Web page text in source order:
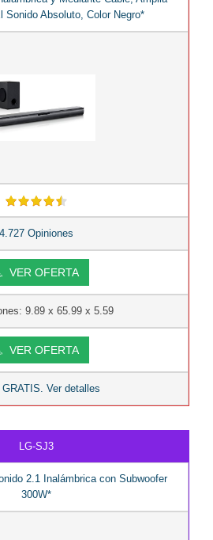
Sonido Absoluto, Color Negro*
4.727 Opiniones
VER OFERTA
9.89 x 65.99 x 5.59
VER OFERTA
Ver detalles
LG-SJ3
2.1 Inalámbrica con Subwoofer
300W*